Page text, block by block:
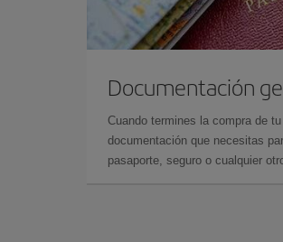
Documentación
Cuando termines la compra de
documentación que necesitas
pasaporte, seguro o cualquier